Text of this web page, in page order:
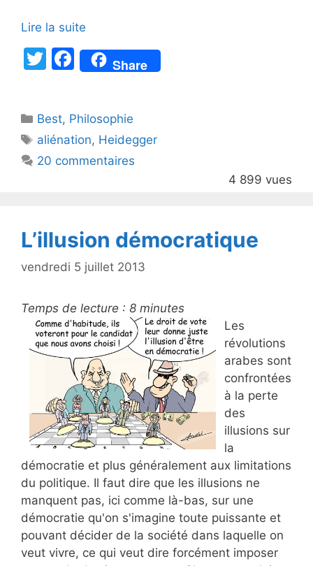
Lire la suite
T
er
F
a
e
b
o
Share
Catégories
Best, Philosophie
Étiquettes
aliénation, Heidegger
20 commentaires
4 899 vues
L’illusion démocratique
vendredi 5 juillet 2013
Temps de lecture : 8 minutes
Les
révolutions
arabes sont
confrontées
à la perte
des
illusions sur
la
démocratie et plus généralement aux limitations
du politique. Il faut dire que les illusions ne
manquent pas, ici comme là-bas, sur une
démocratie qu'on s'imagine toute puissante et
pouvant décider de la société dans laquelle on
veut vivre, ce qui veut dire forcément imposer